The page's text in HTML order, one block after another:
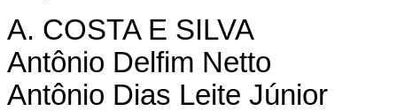
A. COSTA E SILVA
Antônio Delfim Netto
Antônio Dias Leite Júnior